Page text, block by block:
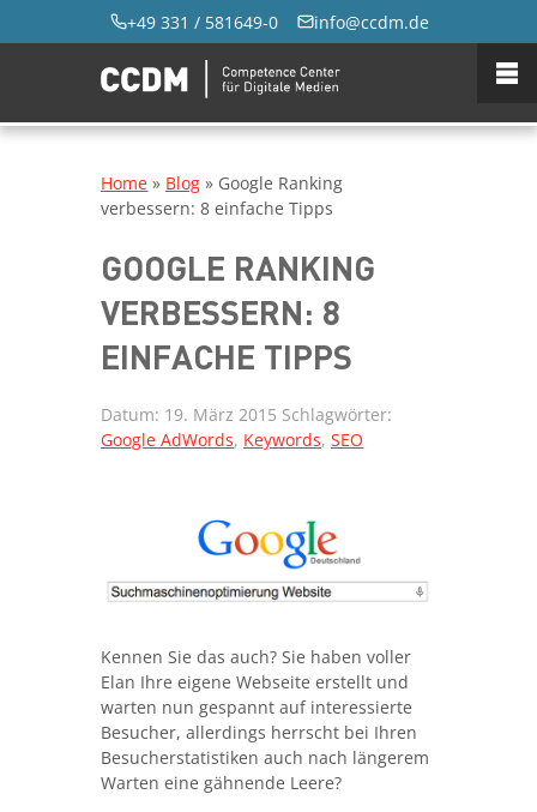
+49 331 / 581649-0 info@ccdm.de
Home » Blog » Google Ranking
verbessern: 8 einfache Tipps
GOOGLE RANKING
VERBESSERN: 8
EINFACHE TIPPS
Datum: 19. März 2015 Schlagwörter:
Google AdWords, Keywords, SEO
Kennen Sie das auch? Sie haben voller
Elan Ihre eigene Webseite erstellt und
warten nun gespannt auf interessierte
Besucher, allerdings herrscht bei Ihren
Besucherstatistiken auch nach längerem
Warten eine gähnende Leere?